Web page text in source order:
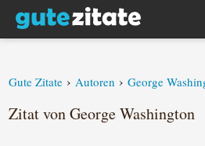
Gute Zitate › Autoren › George
Zitat von George Washington